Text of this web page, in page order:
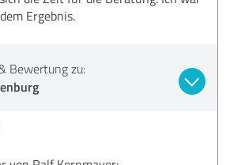
Ergebnis.
Bewertung zu: